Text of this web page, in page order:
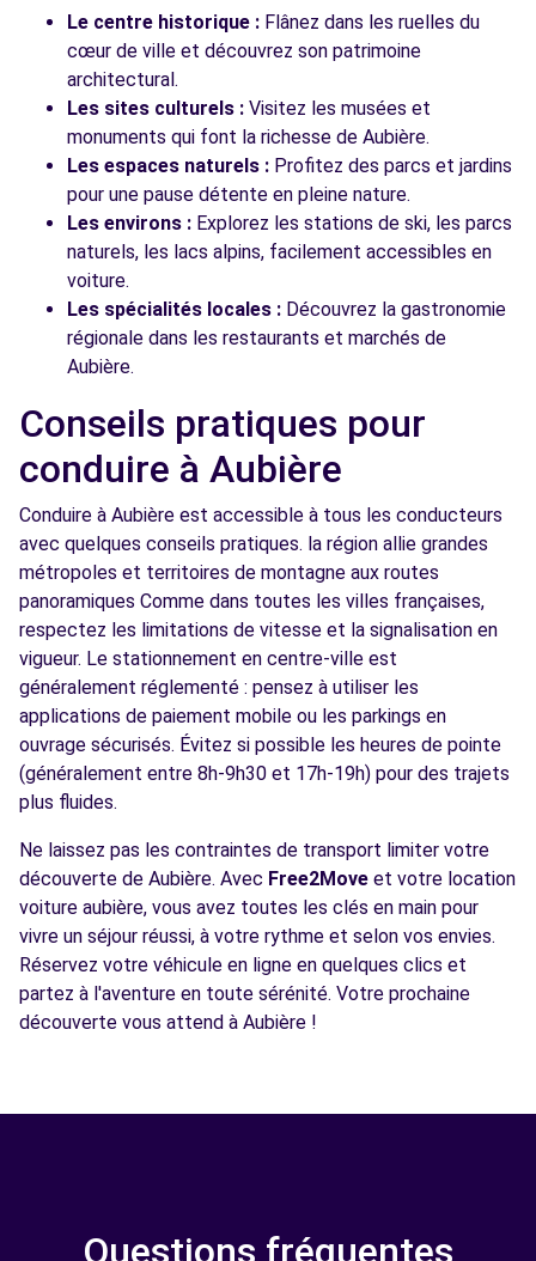
Le centre historique : Flânez dans les ruelles du
cœur de ville et découvrez son patrimoine
architectural.
Les sites culturels : Visitez les musées et
monuments qui font la richesse de Aubière.
Les espaces naturels : Profitez des parcs et jardins
pour une pause détente en pleine nature.
Les environs : Explorez les stations de ski, les parcs
naturels, les lacs alpins, facilement accessibles en
voiture.
Les spécialités locales : Découvrez la gastronomie
régionale dans les restaurants et marchés de
Aubière.
Conseils pratiques pour
conduire à Aubière
Conduire à Aubière est accessible à tous les conducteurs
avec quelques conseils pratiques. la région allie grandes
métropoles et territoires de montagne aux routes
panoramiques Comme dans toutes les villes françaises,
respectez les limitations de vitesse et la signalisation en
vigueur. Le stationnement en centre-ville est
généralement réglementé : pensez à utiliser les
applications de paiement mobile ou les parkings en
ouvrage sécurisés. Évitez si possible les heures de pointe
(généralement entre 8h-9h30 et 17h-19h) pour des trajets
plus fluides.
Ne laissez pas les contraintes de transport limiter votre
découverte de Aubière. Avec Free2Move et votre location
voiture aubière, vous avez toutes les clés en main pour
vivre un séjour réussi, à votre rythme et selon vos envies.
Réservez votre véhicule en ligne en quelques clics et
partez à l'aventure en toute sérénité. Votre prochaine
découverte vous attend à Aubière !
Questions fréquentes